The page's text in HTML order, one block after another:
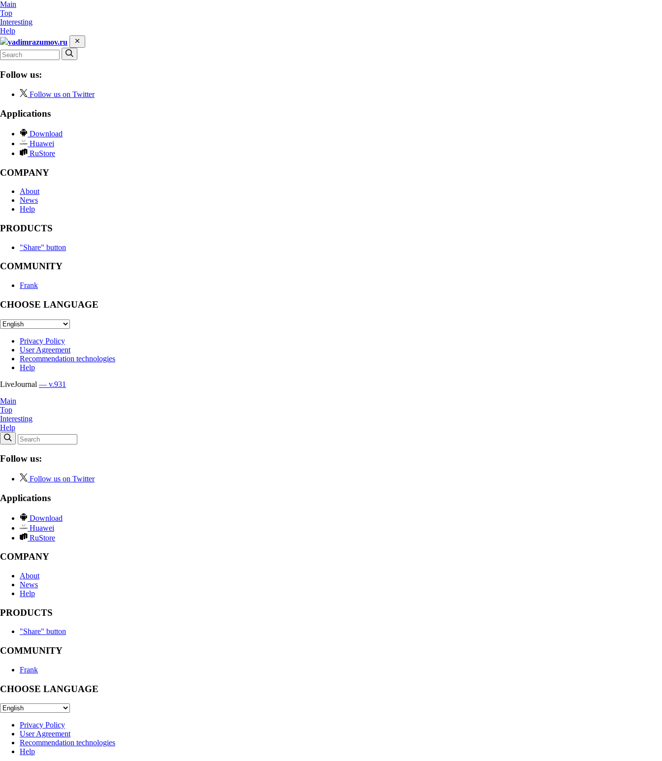
Main
Top
Interesting
Help
vadimrazumov.ru
Follow us:
Follow us on Twitter
Applications
Download
Huawei
RuStore
COMPANY
About
News
Help
PRODUCTS
"Share" button
COMMUNITY
Frank
CHOOSE LANGUAGE
Privacy Policy
User Agreement
Recommendation technologies
Help
LiveJournal — v.931
Main
Top
Interesting
Help
Follow us:
Follow us on Twitter
Applications
Download
Huawei
RuStore
COMPANY
About
News
Help
PRODUCTS
"Share" button
COMMUNITY
Frank
CHOOSE LANGUAGE
Privacy Policy
User Agreement
Recommendation technologies
Help